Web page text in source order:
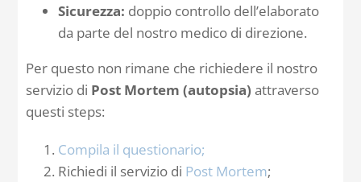
Sicurezza: doppio controllo dell’elaborato
da parte del nostro medico di direzione.
Per questo non rimane che richiedere il nostro
servizio di Post Mortem (autopsia) attraverso
questi steps:
Compila il questionario;
Richiedi il servizio di Post Mortem;